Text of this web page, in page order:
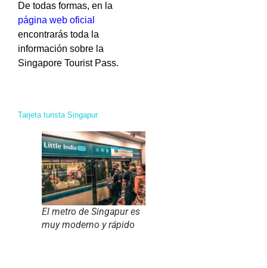
De todas formas, en la
página web oficial
encontrarás toda la
información sobre la
Singapore Tourist Pass.
Tarjeta turista Singapur
El metro de Singapur es
muy moderno y rápido